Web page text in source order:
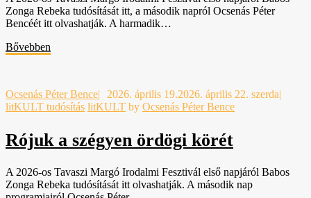
Zonga Rebeka tudósítását itt, a második napról Ocsenás Péter
Bencéét itt olvashatják. A harmadik…
Bővebben
Ocsenás Péter Bence| 2026. április 19.2026. április 22. szerda|
litKULT tudósítás litKULT by Ocsenás Péter Bence
Rójuk a szégyen ördögi körét
A 2026-os Tavaszi Margó Irodalmi Fesztivál első napjáról Babos
Zonga Rebeka tudósítását itt olvashatják. A második nap